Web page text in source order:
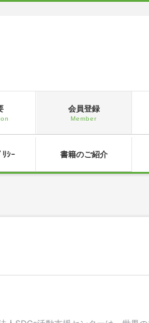
会員登録
Member
ﾘｼｰ 書籍のご紹介